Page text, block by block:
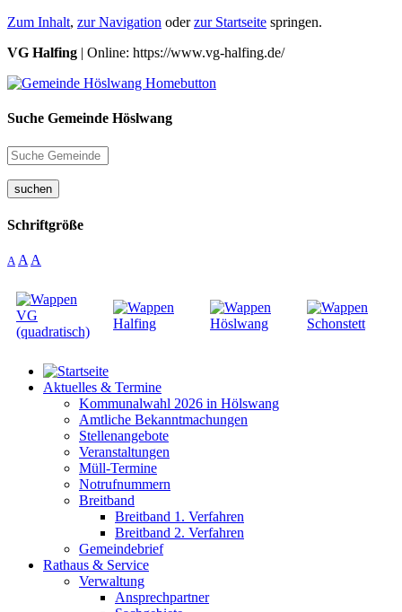
Zum Inhalt, zur Navigation oderzur Startseite springen.
VG Halfing | Online: https://www.vg-halfing.de/
Suche Gemeinde Höslwang
suchen
Schriftgröße
A A A
Aktuelles & Termine
Kommunalwahl 2026 in Hölswang
Amtliche Bekanntmachungen
Stellenangebote
Veranstaltungen
Müll-Termine
Notrufnummern
Breitband
Breitband 1. Verfahren
Breitband 2. Verfahren
Gemeindebrief
Rathaus & Service
Verwaltung
Ansprechpartner